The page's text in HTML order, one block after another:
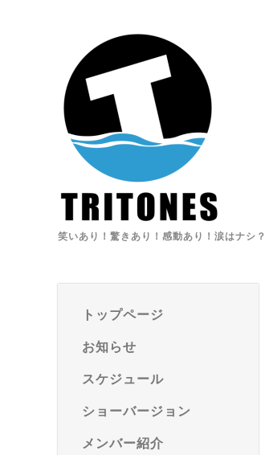
笑いあり！驚きあり！感動あり！涙はナシ？
トップページ
お知らせ
スケジュール
ショーバージョン
メンバー紹介